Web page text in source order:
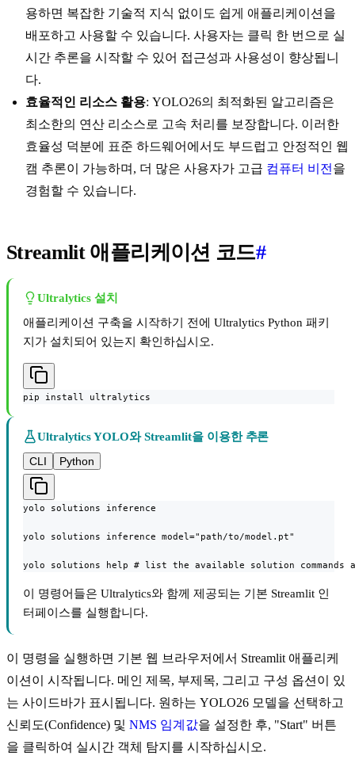
용하면 복잡한 기술적 지식 없이도 쉽게 애플리케이션을
배포하고 사용할 수 있습니다. 사용자는 클릭 한 번으로 실
시간 추론을 시작할 수 있어 접근성과 사용성이 향상됩니
다.
효율적인 리소스 활용: YOLO26의 최적화된 알고리즘은
최소한의 연산 리소스로 고속 처리를 보장합니다. 이러한
효율성 덕분에 표준 하드웨어에서도 부드럽고 안정적인 웹
캠 추론이 가능하며, 더 많은 사용자가 고급 컴퓨터 비전 을
경험할 수 있습니다.
Streamlit 애플리케이션 코드#
Ultralytics 설치
애플리케이션 구축을 시작하기 전에 Ultralytics Python 패키
지가 설치되어 있는지 확인하십시오.
pip install ultralytics
Ultralytics YOLO와 Streamlit을 이용한 추론
CLI
Python
yolo solutions inference
yolo solutions inference model="path/to/model.pt"
yolo solutions help # list the available solution commands
이 명령어들은 Ultralytics와 함께 제공되는 기본 Streamlit 인
터페이스를 실행합니다.
이 명령을 실행하면 기본 웹 브라우저에서 Streamlit 애플리케
이션이 시작됩니다. 메인 제목, 부제목, 그리고 구성 옵션이 있
는 사이드바가 표시됩니다. 원하는 YOLO26 모델을 선택하고
신뢰도(Confidence) 및 NMS 임계값을 설정한 후, "Start" 버튼
을 클릭하여 실시간 객체 탐지를 시작하십시오.